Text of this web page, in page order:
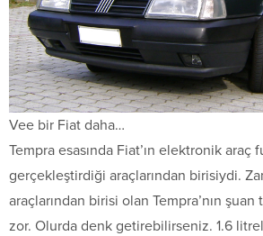
Vee bir Fiat daha…
Tempra esasında Fiat’ın elektronik araç
gerçekleştirdiği araçlarından birisiydi.
araçlarından birisi olan Tempra’nın
zor. Olurda denk getirebilirseniz. 1.6